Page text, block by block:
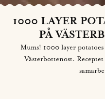
1000 LAYER
PÅ
Mums! 1000 layer
Västerbottenost. Receptet